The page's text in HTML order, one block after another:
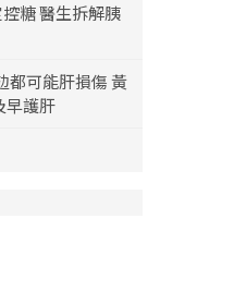
糖 醫生拆解胰
都可能肝損傷 黃
早護肝